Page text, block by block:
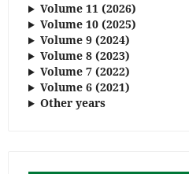
Volume 11 (2026)
Volume 10 (2025)
Volume 9 (2024)
Volume 8 (2023)
Volume 7 (2022)
Volume 6 (2021)
Other years